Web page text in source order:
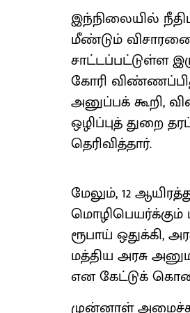
இந்நிலையில்
மீண்டும்
சாட்டப்பட்டுள்ள
கோரி
அனுப்பக் கூறி,
ஒழிப்புத் துறை
தெரிவித்தார்.
மேலும், 12
மொழிபெயர்க்கும்
ரூபாய் ஒதுக்கி,
மத்திய அரசு
என கேட்டுக்
முன்னாள்